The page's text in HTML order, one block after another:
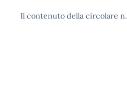
Il contenuto della circolare